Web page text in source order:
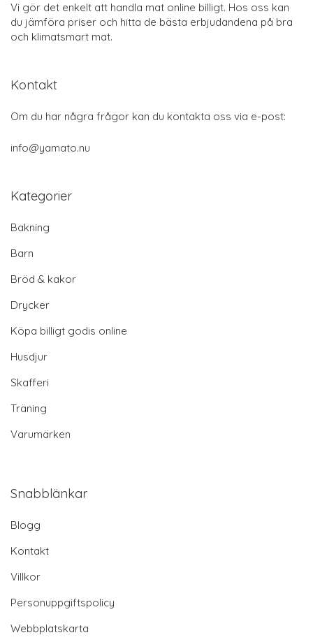
Vi gör det enkelt att handla mat online billigt. Hos oss kan
du jämföra priser och hitta de bästa erbjudandena på bra
och klimatsmart mat.
Kontakt
Om du har några frågor kan du kontakta oss via e-post:
info@yamato.nu
Kategorier
Bakning
Barn
Bröd & kakor
Drycker
Köpa billigt godis online
Husdjur
Skafferi
Träning
Varumärken
Snabblänkar
Blogg
Kontakt
Villkor
Personuppgiftspolicy
Webbplatskarta